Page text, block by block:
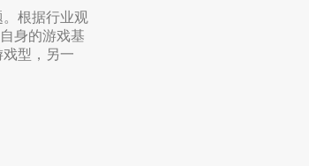
根据行业观
身的游戏基
型，另一